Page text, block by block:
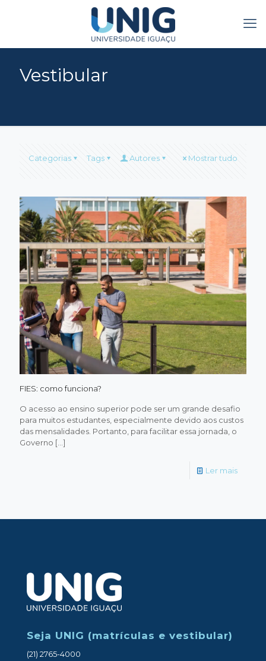
Vestibular
Categorias Tags Autores Mostrar tudo
FIES: como funciona?
O acesso ao ensino superior pode ser um grande desafio
para muitos estudantes, especialmente devido aos custos
das mensalidades. Portanto, para facilitar essa jornada, o
Governo […]
Ler mais-
Seja UNIG (matrículas e vestibular)
(21) 2765-4000